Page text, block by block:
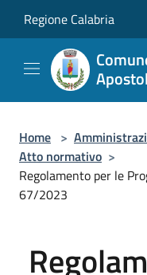
Regione Calabria
Home >
Atto normativo >
Regolamento per le
67/2023